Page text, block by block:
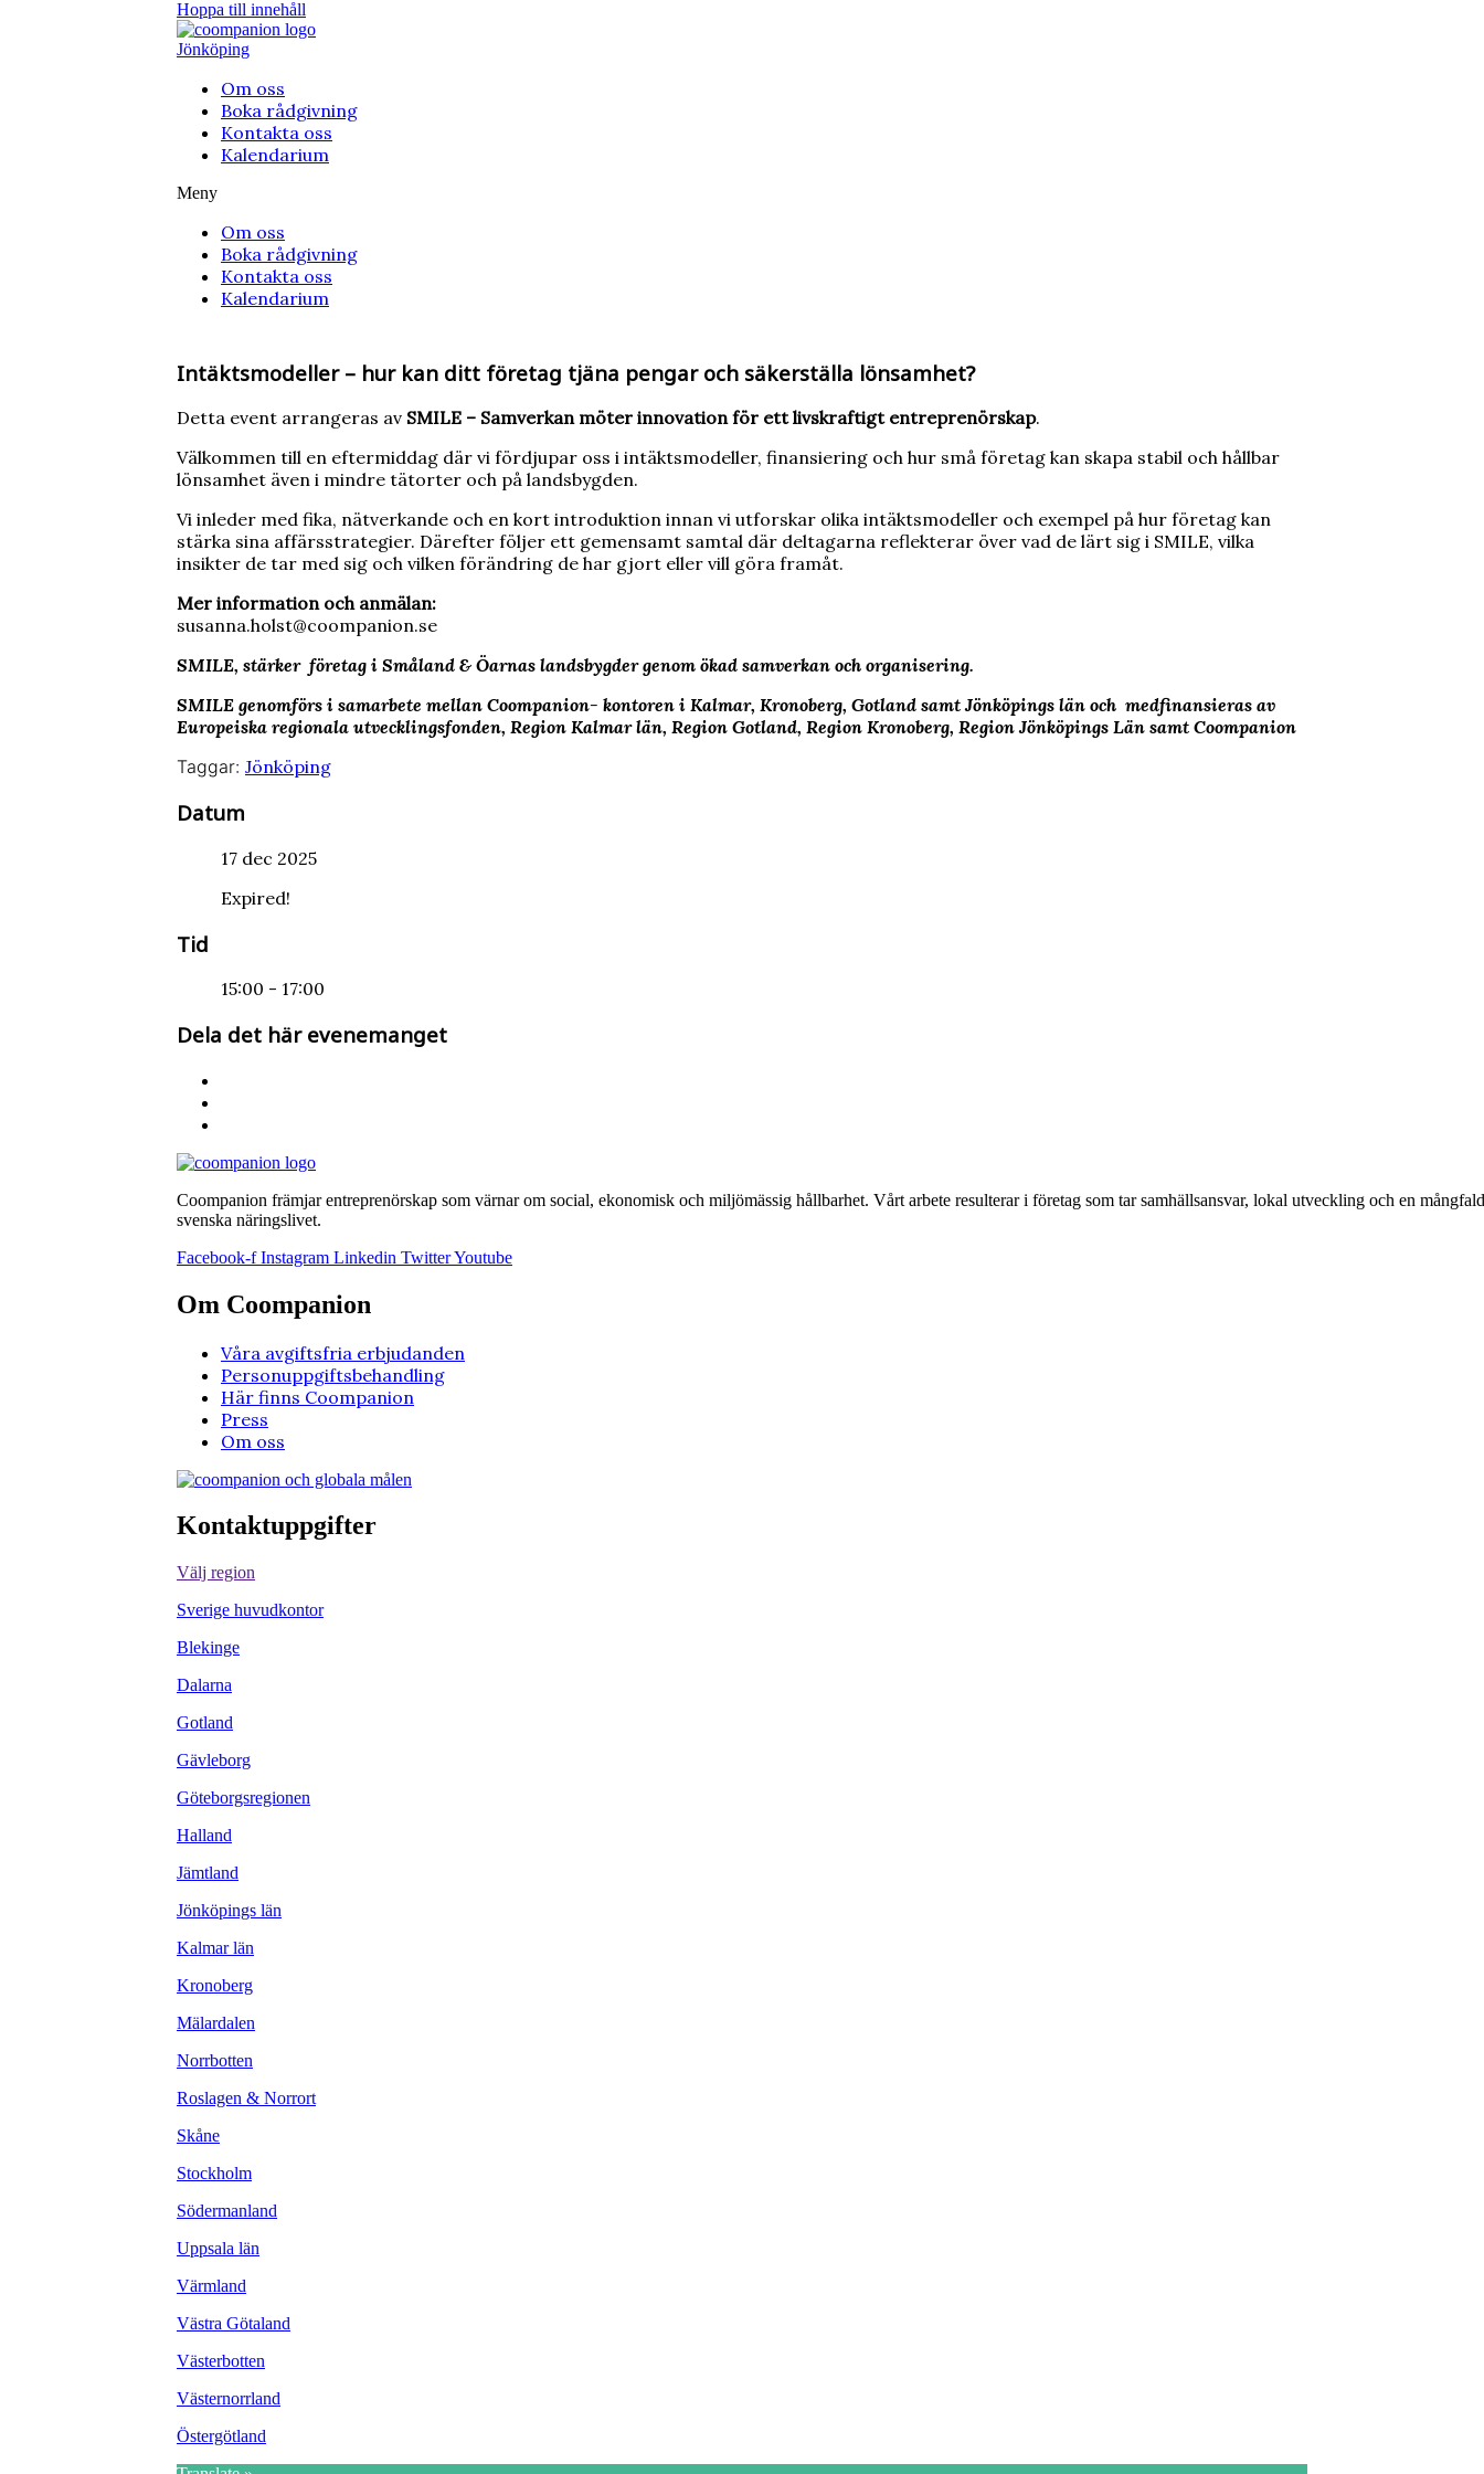
Hoppa till innehåll
Jönköping
Om oss
Boka rådgivning
Kontakta oss
Kalendarium
Meny
Om oss
Boka rådgivning
Kontakta oss
Kalendarium
Intäktsmodeller – hur kan ditt företag tjäna pengar och säkerställa lönsamhet?
Detta event arrangeras av SMILE – Samverkan möter innovation för ett livskraftigt entreprenörskap.
Välkommen till en eftermiddag där vi fördjupar oss i intäktsmodeller, finansiering och hur små företag kan skapa stabil och hållbar
lönsamhet även i mindre tätorter och på landsbygden.
Vi inleder med fika, nätverkande och en kort introduktion innan vi utforskar olika intäktsmodeller och exempel på hur företag kan
stärka sina affärsstrategier. Därefter följer ett gemensamt samtal där deltagarna reflekterar över vad de lärt sig i SMILE, vilka
insikter de tar med sig och vilken förändring de har gjort eller vill göra framåt.
Mer information och anmälan:
susanna.holst@coompanion.se
SMILE, stärker företag i Småland & Öarnas landsbygder genom ökad samverkan och organisering.
SMILE genomförs i samarbete mellan Coompanion- kontoren i Kalmar, Kronoberg, Gotland samt Jönköpings län och medfinansieras av
Europeiska regionala utvecklingsfonden, Region Kalmar län, Region Gotland, Region Kronoberg, Region Jönköpings Län samt Coompanion
Taggar: Jönköping
Datum
17 dec 2025
Expired!
Tid
15:00 - 17:00
Dela det här evenemanget
Coompanion främjar entreprenörskap som värnar om social, ekonomisk och miljömässig hållbarhet. Vårt arbete resulterar i företag som tar samhällsansvar, lokal utveckling och en
svenska näringslivet.
Facebook-f Instagram Linkedin TwitterYoutube
Om Coompanion
Våra avgiftsfria erbjudanden
Personuppgiftsbehandling
Här finns Coompanion
Press
Om oss
Kontaktuppgifter
Välj region
Sverige huvudkontor
Blekinge
Dalarna
Gotland
Gävleborg
Göteborgsregionen
Halland
Jämtland
Jönköpings län
Kalmar län
Kronoberg
Mälardalen
Norrbotten
Roslagen & Norrort
Skåne
Stockholm
Södermanland
Uppsala län
Värmland
Västra Götaland
Västerbotten
Västernorrland
Östergötland